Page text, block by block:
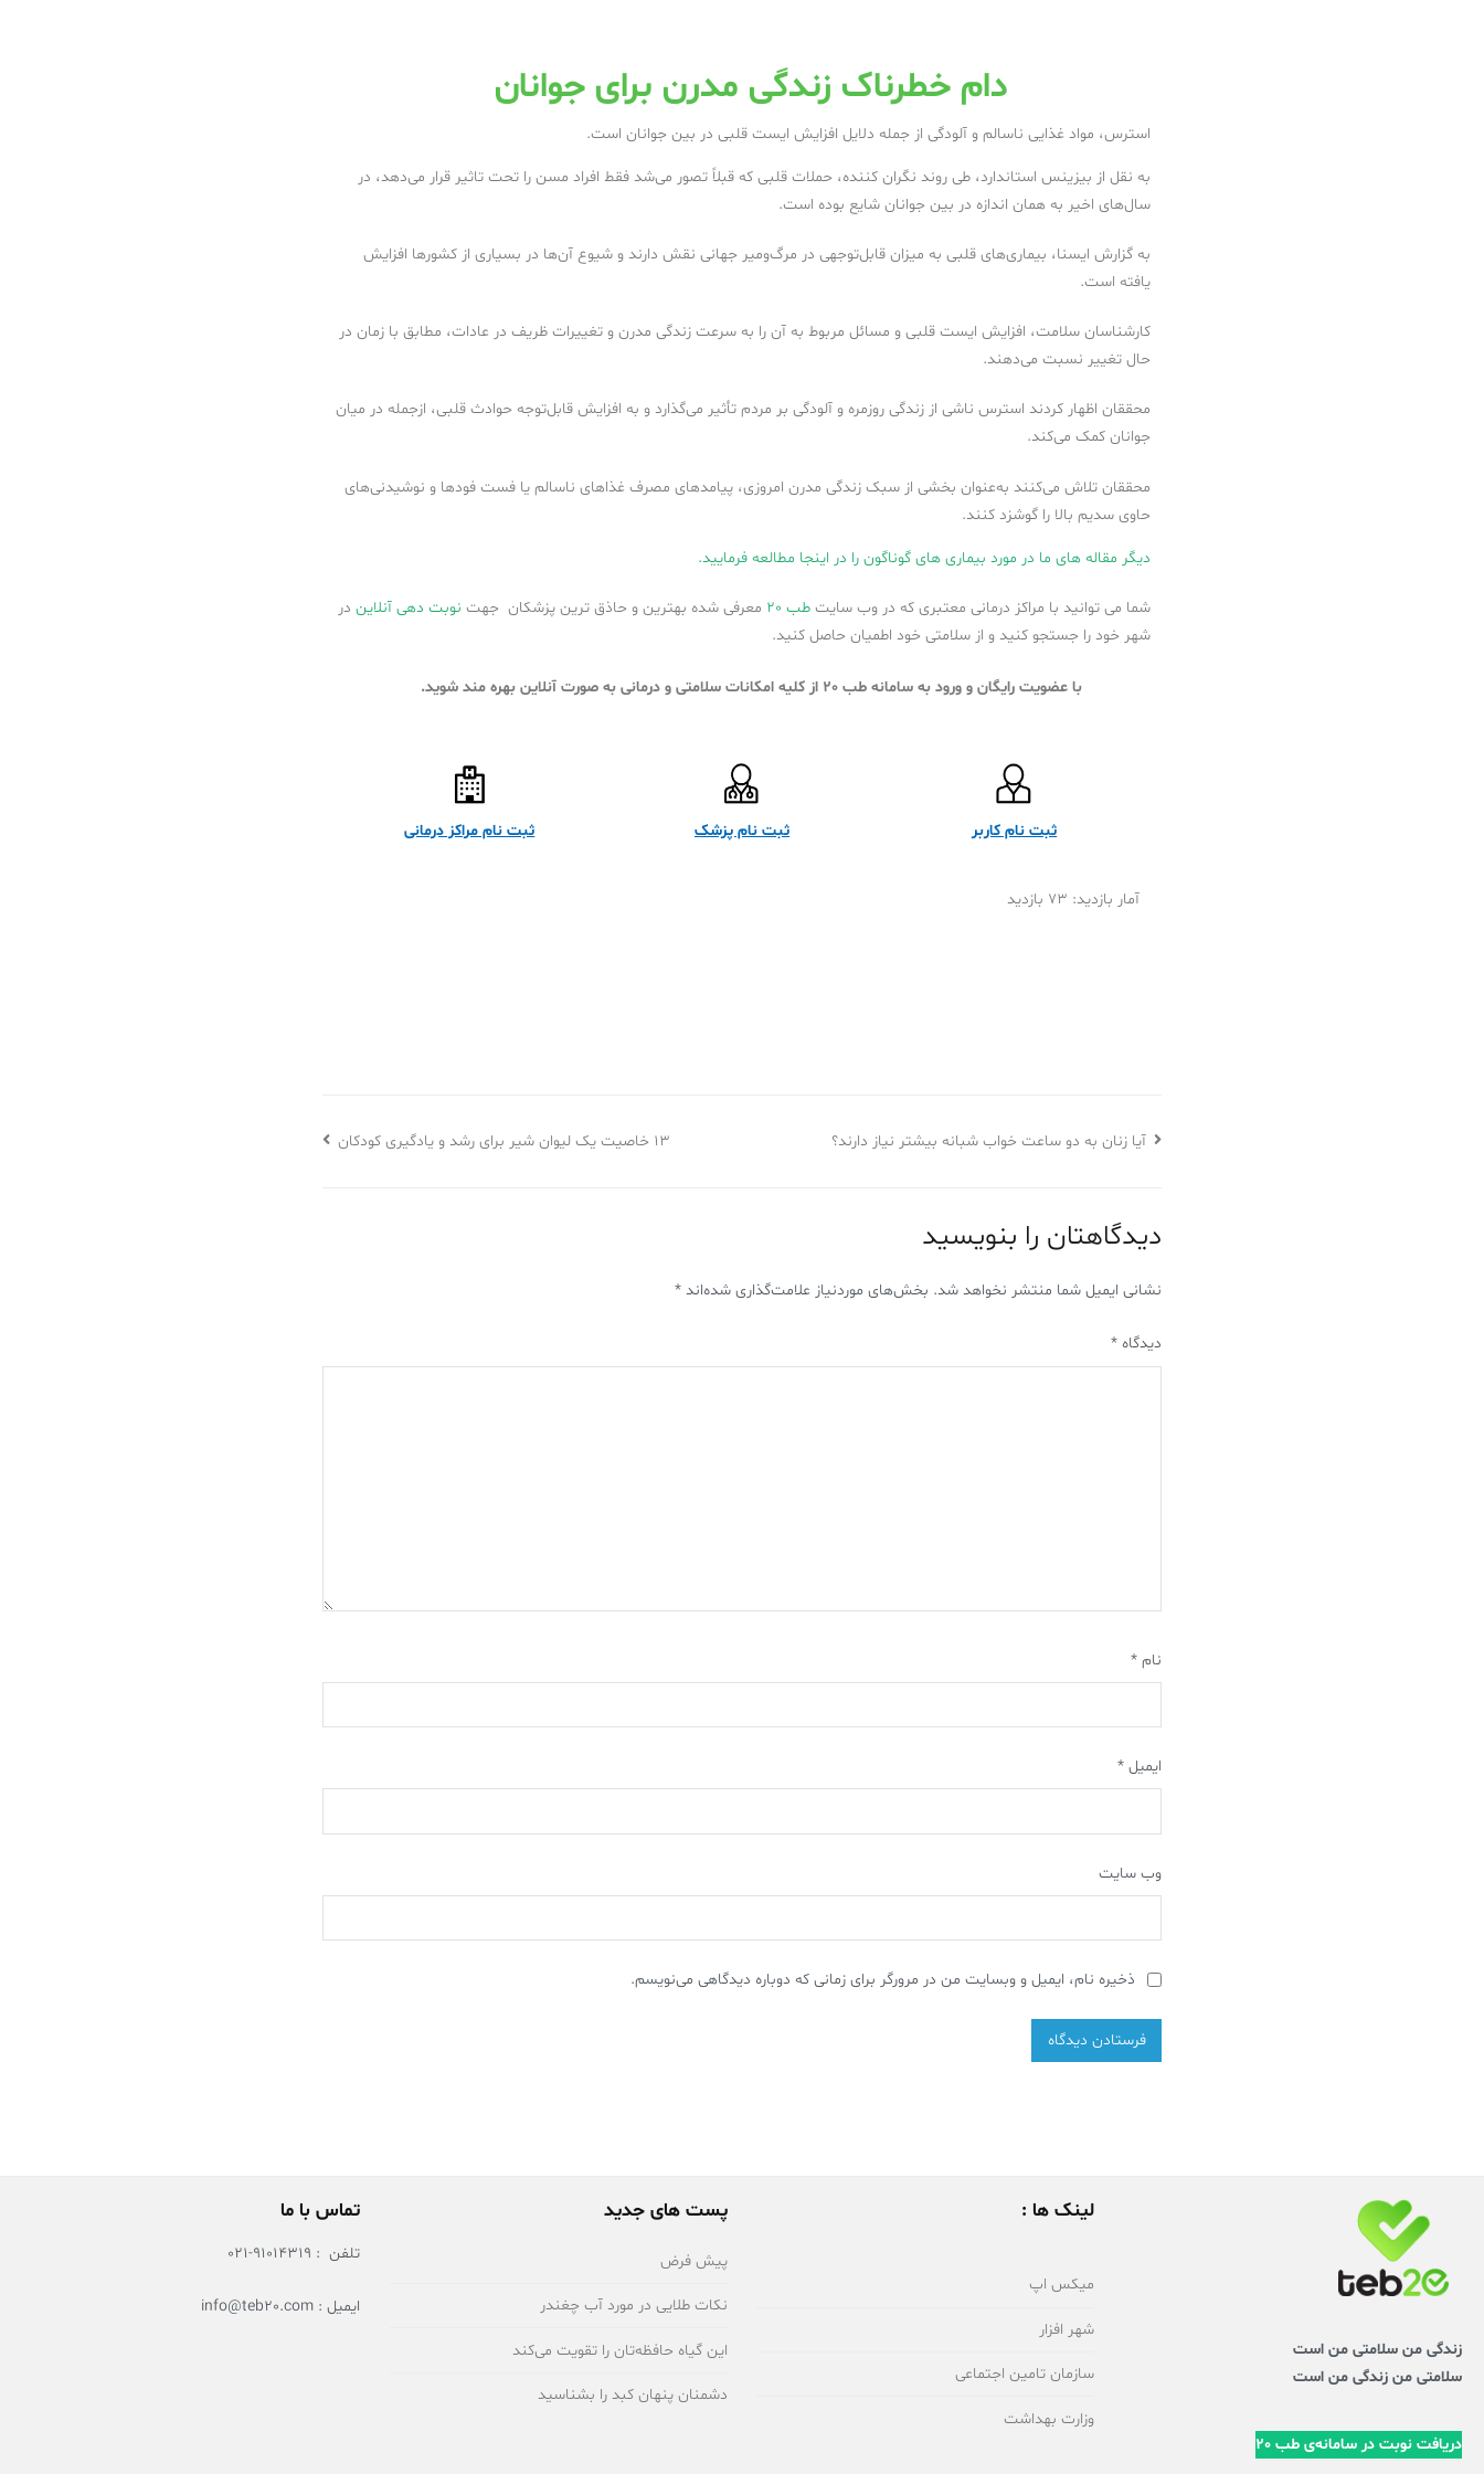
دام خطرناک زندگی مدرن برای جوانان
استرس، مواد غذایی ناسالم و آلودگی از جمله دلایل افزایش ایست قلبی در بین جوانان است.
به نقل از بیزینس استاندارد، طی روند نگران کننده، حملات قلبی که قبلاً تصور می‌شد فقط افراد مسن را تحت تاثیر قرار می‌دهد، در
سال‌های اخیر به همان اندازه در بین جوانان شایع بوده است.
به گزارش ایسنا، بیماری‌های قلبی به میزان قابل‌توجهی در مرگ‌ومیر جهانی نقش دارند و شیوع آن‌ها در بسیاری از کشورها افزایش
یافته است.
کارشناسان سلامت، افزایش ایست قلبی و مسائل مربوط به آن را به سرعت زندگی مدرن و تغییرات ظریف در عادات، مطابق با زمان در
حال تغییر نسبت می‌دهند.
محققان اظهار کردند استرس ناشی از زندگی روزمره و آلودگی بر مردم تأثیر می‌گذارد و به افزایش قابل‌توجه حوادث قلبی، ازجمله در میان
جوانان کمک می‌کند.
محققان تلاش می‌کنند به‌عنوان بخشی از سبک زندگی مدرن امروزی، پیامدهای مصرف غذاهای ناسالم یا فست فودها و نوشیدنی‌های
حاوی سدیم بالا را گوشزد کنند.
دیگر مقاله های ما در مورد بیماری های گوناگون را در اینجا مطالعه فرمایید.
شما می توانید با مراکز درمانی معتبری که در وب سایت طب 20 معرفی شده بهترین و حاذق ترین پزشکان جهت نوبت دهی آنلاین در
شهر خود را جستجو کنید و از سلامتی خود اطمیان حاصل کنید.
با عضویت رایگان و ورود به سامانه طب 20 از کلیه امکانات سلامتی و درمانی به صورت آنلاین بهره مند شوید.
ثبت نام کاربر ثبت نام پزشک ثبت نام مراکز درمانی
آمار بازدید: 73 بازدید
آیا زنان به دو ساعت خواب شبانه بیشتر نیاز دارند؟ 13 خاصیت یک لیوان شیر برای رشد و یادگیری کودکان
دیدگاهتان را بنویسید
نشانی ایمیل شما منتشر نخواهد شد. بخش‌های موردنیاز علامت‌گذاری شده‌اند *
دیدگاه *
نام *
ایمیل *
وب‌ سایت
ذخیره نام، ایمیل و وبسایت من در مرورگر برای زمانی که دوباره دیدگاهی می‌نویسم.
زندگی من سلامتی من است
سلامتی من زندگی من است
دریافت نوبت در سامانه‌ی طب 20
لینک ها :
میکس اپ
شهر افزار
سازمان تامین اجتماعی
وزارت بهداشت
پست های جدید
پیش فرض
نکات طلایی در مورد آب چغندر
این گیاه حافظه‌تان را تقویت می‌کند
دشمنان پنهان کبد را بشناسید
تماس با ما
تلفن : 91014319-021
ایمیل : info@teb20.com